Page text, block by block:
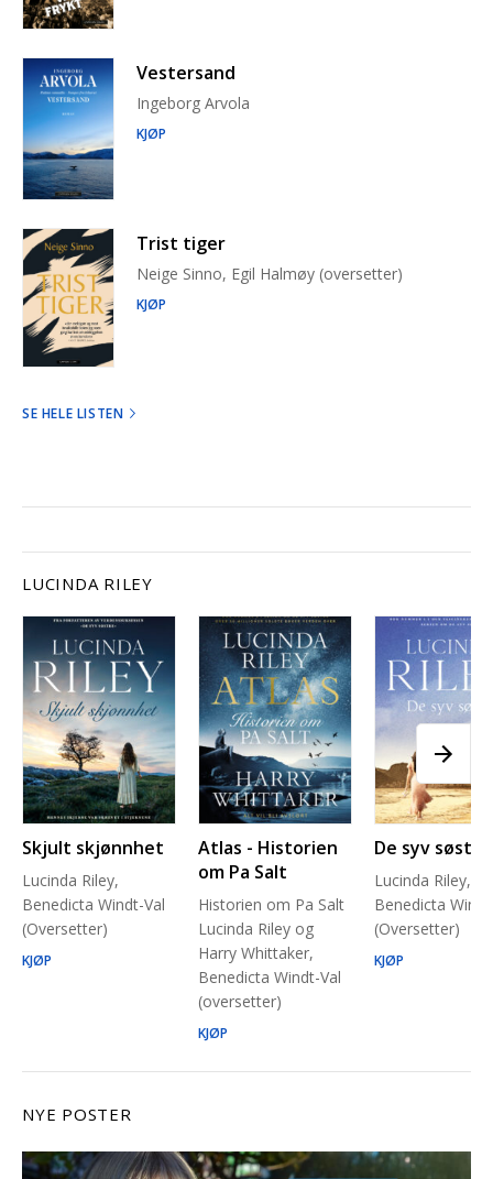
Vestersand
Ingeborg Arvola
KJØP
Trist tiger
Neige Sinno, Egil Halmøy (oversetter)
KJØP
SE HELE LISTEN
LUCINDA RILEY
Skjult skjønnhet
Lucinda Riley,
Benedicta Windt-Val
(Oversetter)
KJØP
Atlas - Historien
om Pa Salt
Historien om Pa Salt
Lucinda Riley og
Harry Whittaker,
Benedicta Windt-Val
(oversetter)
KJØP
De syv søstre
Lucinda Riley,
Benedicta
(Oversetter)
KJØP
NYE POSTER